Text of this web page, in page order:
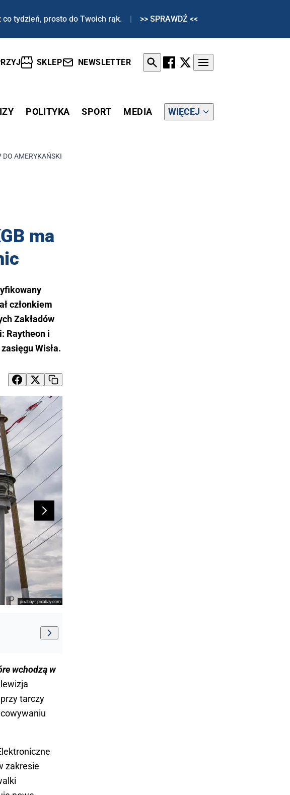
tydzień, prosto do Twoich rąk. | >> SPRAWDŹ <<
SKLEP NEWSLETTER
POLITYKA SPORT MEDIA WIĘCEJ
AMERYKAŃSKICH TAJEMNIC
ma
członkiem
Zakładów
Raytheon i
Wisła.
pixabay - pixabay.com
wchodzą w
tarczy
zakresie